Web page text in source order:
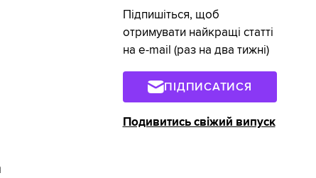
Підпишіться, щоб
отримувати найкращі статті
на e-mail (раз на два тижні)
ПІДПИСАТИСЯ
Подивитись свіжий випуск